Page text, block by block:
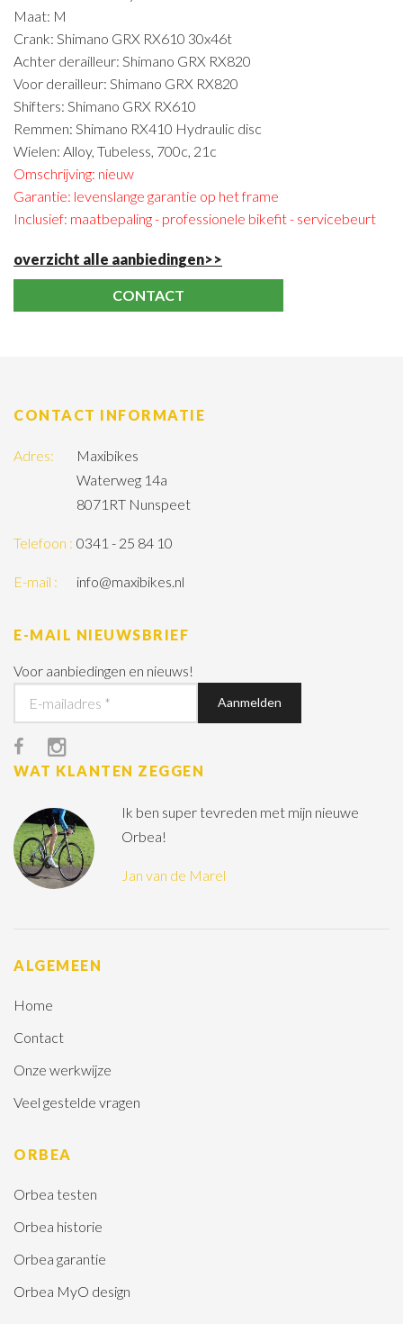
Maat: M
Crank: Shimano GRX RX610 30x46t
Achter derailleur: Shimano GRX RX820
Voor derailleur: Shimano GRX RX820
Shifters: Shimano GRX RX610
Remmen: Shimano RX410 Hydraulic disc
Wielen: Alloy, Tubeless, 700c, 21c
Omschrijving: nieuw
Garantie: levenslange garantie op het frame
Inclusief: maatbepaling - professionele bikefit - servicebeurt
overzicht alle aanbiedingen>>
CONTACT
CONTACT INFORMATIE
Adres:
Maxibikes
Waterweg 14a
8071RT Nunspeet
Telefoon : 0341 - 25 84 10
E-mail : info@maxibikes.nl
E-MAIL NIEUWSBRIEF
Voor aanbiedingen en nieuws!
WAT KLANTEN ZEGGEN
Ik ben super tevreden met mijn nieuwe
Orbea!
Jan van de Marel
ALGEMEEN
Home
Contact
Onze werkwijze
Veel gestelde vragen
ORBEA
Orbea testen
Orbea historie
Orbea garantie
Orbea MyO design